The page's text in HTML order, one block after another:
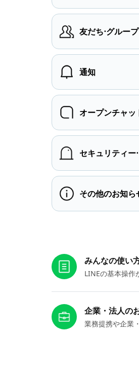
友だち⋅グループ
通知
オープンチャッ
セキュリティー
その他のお知ら
みんなの使い
LINEの基本操作
企業・法人の
業務提携や企業